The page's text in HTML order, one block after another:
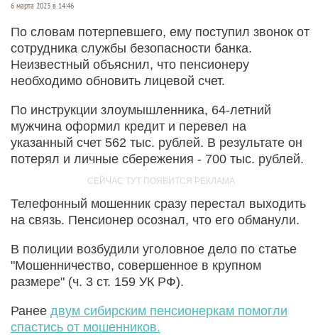
6 марта 2023 в 14:46
По словам потерпевшего, ему поступил звонок от
сотрудника службы безопасности банка.
Неизвестный объяснил, что пенсионеру
необходимо обновить лицевой счет.
По инструкции злоумышленника, 64-летний
мужчина оформил кредит и перевел на
указанный счет 562 тыс. рублей. В результате он
потерял и личные сбережения - 700 тыс. рублей.
Телефонный мошенник сразу перестал выходить
на связь. Пенсионер осознал, что его обманули.
В полиции возбудили уголовное дело по статье
"Мошенничество, совершенное в крупном
размере" (ч. 3 ст. 159 УК РФ).
Ранее двум сибирским пенсионеркам помогли
спастись от мошенников.